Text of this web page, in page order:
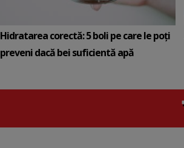
Hidratarea corectă: 5 boli pe care le poți
preveni dacă bei suficientă apă